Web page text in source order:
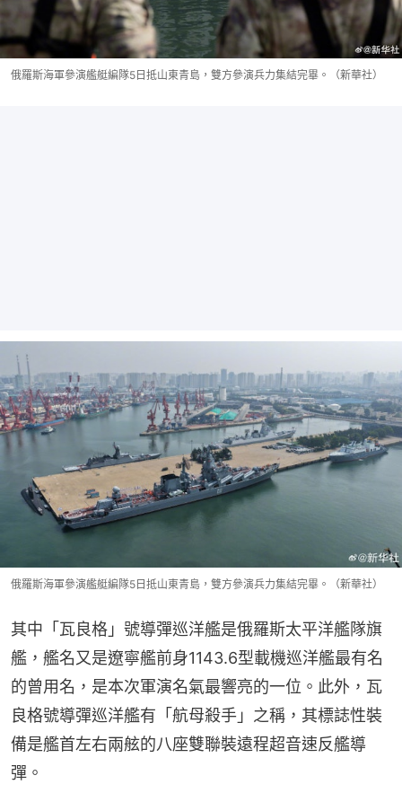
俄羅斯海軍參演艦艇編隊5日抵山東青島，雙方參演兵力集結完畢。（新華社）
俄羅斯海軍參演艦艇編隊5日抵山東青島，雙方參演兵力集結完畢。（新華社）
其中「瓦良格」號導彈巡洋艦是俄羅斯太平洋艦隊旗
艦，艦名又是遼寧艦前身1143.6型載機巡洋艦最有名
的曾用名，是本次軍演名氣最響亮的一位。此外，瓦
良格號導彈巡洋艦有「航母殺手」之稱，其標誌性裝
備是艦首左右兩舷的八座雙聯裝遠程超音速反艦導
彈。